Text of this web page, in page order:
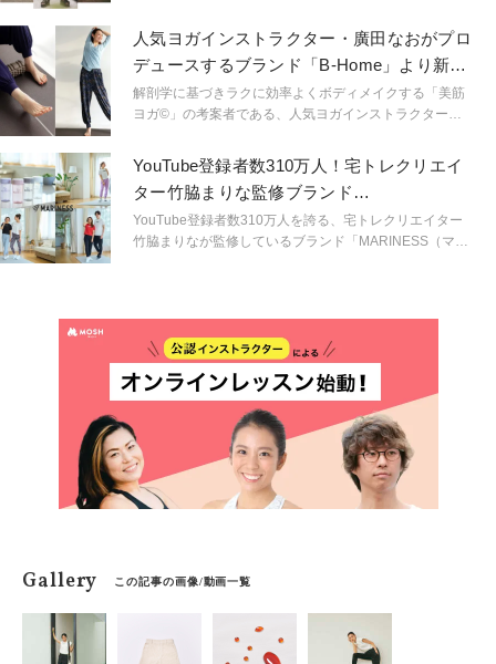
の２アイテムが登場しました。
人気ヨガインストラクター・廣田なおがプロ
デュースするブランド「B-Home」より新作
登場
解剖学に基づきラクに効率よくボディメイクする「美筋
ヨガ©︎」の考案者である、人気ヨガインストラクター・
ランド「B-Home」から新作が到着しました。
YouTube登録者数310万人！宅トレクリエイ
ター竹脇まりな監修ブランド
「MARINESS」
YouTube登録者数310万人を誇る、宅トレクリエイター
竹脇まりなが監修しているブランド「MARINESS（マリ
Gallery この記事の画像/動画一覧